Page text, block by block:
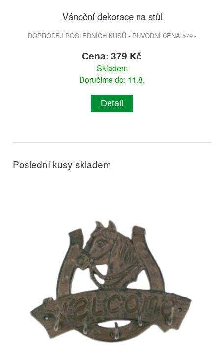
Vánoční dekorace na stůl
DOPRODEJ POSLEDNÍCH KUSŮ - PŮVODNÍ CENA 579.-
Cena: 379 Kč
Skladem
Doručíme do: 11.8.
Detail
Poslední kusy skladem